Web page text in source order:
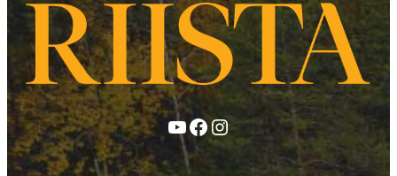
YouTube
Facebook
Instagram